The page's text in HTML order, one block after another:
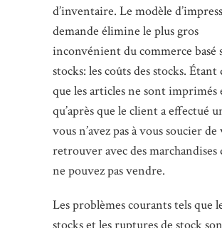
d’inventaire. Le modèle
demande élimine le plus gros
inconvénient du commerce basé
stocks: les coûts des stocks. Étant
que les articles ne sont imprimés
qu’après que le client a effectué
vous n’avez pas à vous soucier de
retrouver avec des marchandises
ne pouvez pas vendre.
Les problèmes courants tels que